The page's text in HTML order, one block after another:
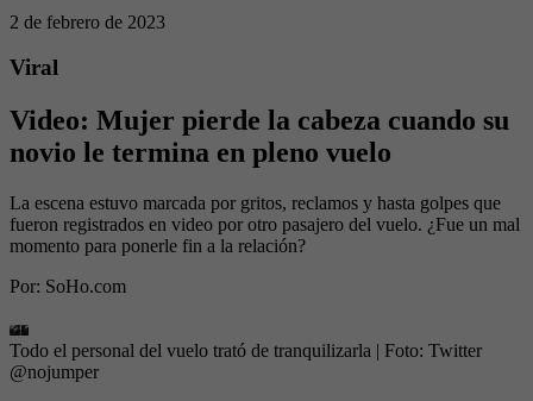
2 de febrero de 2023
Viral
Video: Mujer pierde la cabeza cuando su
novio le termina en pleno vuelo
La escena estuvo marcada por gritos, reclamos y hasta golpes que
fueron registrados en video por otro pasajero del vuelo. ¿Fue un mal
momento para ponerle fin a la relación?
Por: SoHo.com
Todo el personal del vuelo trató de tranquilizarla | Foto: Twitter
@nojumper